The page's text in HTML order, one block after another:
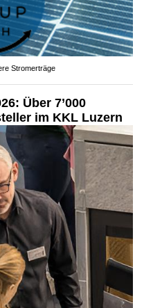
Stromerträge
Über 7’000
im KKL Luzern